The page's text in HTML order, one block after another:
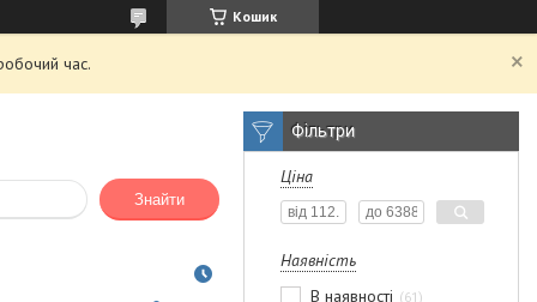
Кошик
час.
Знайти
Фільтри
Ціна
Наявність
В наявності
61